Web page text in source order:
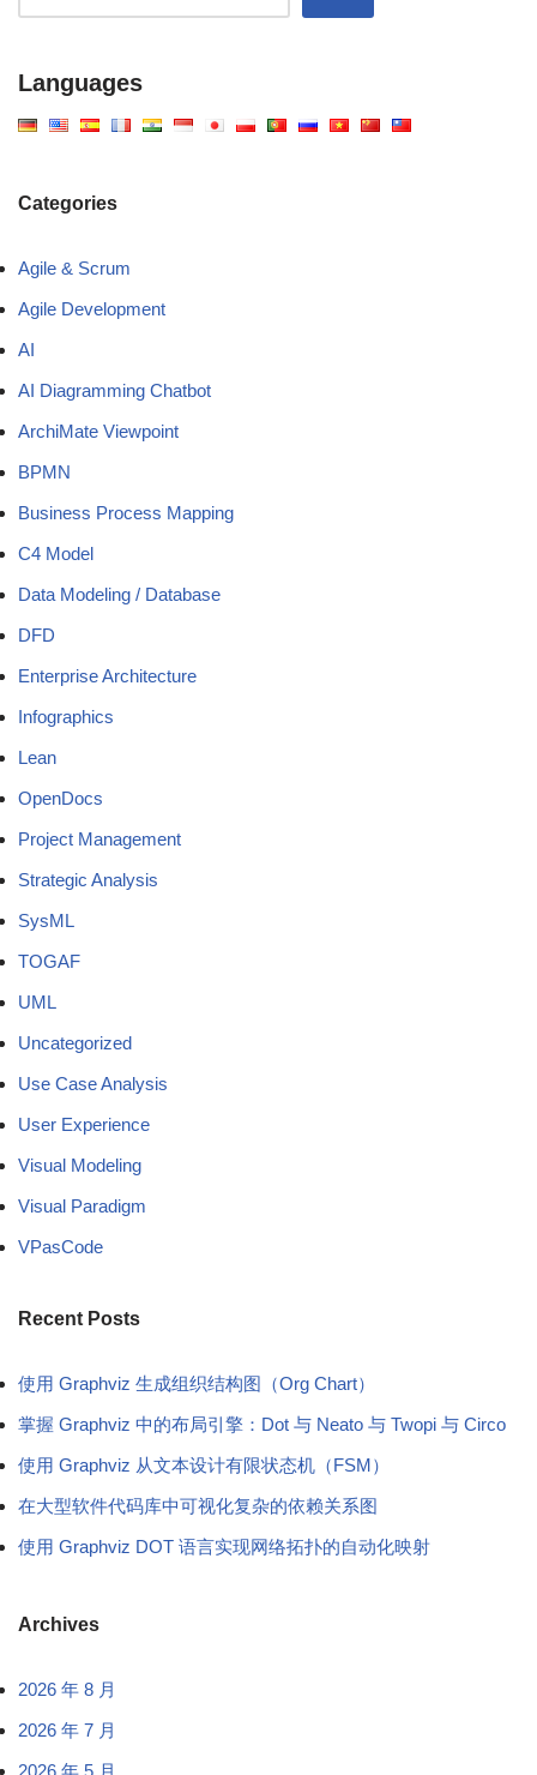
Languages
Categories
Agile & Scrum
Agile Development
AI
AI Diagramming Chatbot
ArchiMate Viewpoint
BPMN
Business Process Mapping
C4 Model
Data Modeling / Database
DFD
Enterprise Architecture
Infographics
Lean
OpenDocs
Project Management
Strategic Analysis
SysML
TOGAF
UML
Uncategorized
Use Case Analysis
User Experience
Visual Modeling
Visual Paradigm
VPasCode
Recent Posts
使用 Graphviz 生成组织结构图（Org Chart）
掌握 Graphviz 中的布局引擎：Dot 与 Neato 与 Twopi 与 Circo
使用 Graphviz 从文本设计有限状态机（FSM）
在大型软件代码库中可视化复杂的依赖关系图
使用 Graphviz DOT 语言实现网络拓扑的自动化映射
Archives
2026 年 8 月
2026 年 7 月
2026 年 5 月